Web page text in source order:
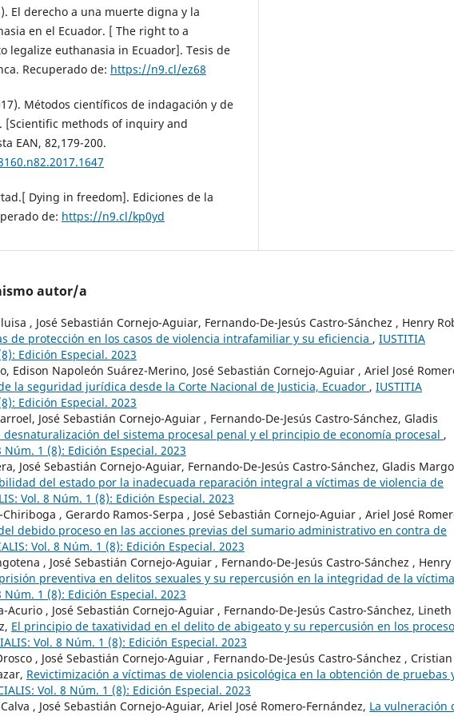
El derecho a una muerte digna y la
en el Ecuador. [ The right to a
legalize euthanasia in Ecuador]. Tesis de
Recuperado de: https://n9.cl/ez68
Métodos científicos de indagación y de
[Scientific methods of inquiry and
EAN, 82,179-200.
Dying in freedom]. Ediciones de la
de: https://n9.cl/kp0yd
autor/a
, José Sebastián Cornejo-Aguiar, Fernando-De-Jesús Castro-Sánchez , Henry
de protección en los casos de violencia intrafamiliar y su eficiencia , IUSTITIA
Edición Especial. 2023
Edison Napoleón Suárez-Merino, José Sebastián Cornejo-Aguiar , Ariel José
la seguridad jurídica desde la Corte Nacional de Justicia, Ecuador , IUSTITIA
Edición Especial. 2023
José Sebastián Cornejo-Aguiar , Fernando-De-Jesús Castro-Sánchez, Gladis
desnaturalización del sistema procesal penal y el principio de economía procesal ,
Núm. 1 (8): Edición Especial. 2023
José Sebastián Cornejo-Aguiar, Fernando-De-Jesús Castro-Sánchez, Gladis
del estado por la inadecuada reparación integral a víctimas de violencia de
Vol. 8 Núm. 1 (8): Edición Especial. 2023
, Gerardo Ramos-Serpa , José Sebastián Cornejo-Aguiar , Ariel José
debido proceso en las acciones previas del sumario administrativo en contra de
Vol. 8 Núm. 1 (8): Edición Especial. 2023
, José Sebastián Cornejo-Aguiar , Fernando-De-Jesús Castro-Sánchez , Henry
preventiva en delitos sexuales y su repercusión en la integridad de la
Núm. 1 (8): Edición Especial. 2023
, José Sebastián Cornejo-Aguiar , Fernando-De-Jesús Castro-Sánchez,
El principio de taxatividad en el delito de abigeato y su repercusión en los
Vol. 8 Núm. 1 (8): Edición Especial. 2023
, José Sebastián Cornejo-Aguiar , Fernando-De-Jesús Castro-Sánchez , Cristian
Revictimización a víctimas de violencia psicológica en la obtención de pruebas
Vol. 8 Núm. 1 (8): Edición Especial. 2023
, José Sebastián Cornejo-Aguiar, Ariel José Romero-Fernández, La vulneración